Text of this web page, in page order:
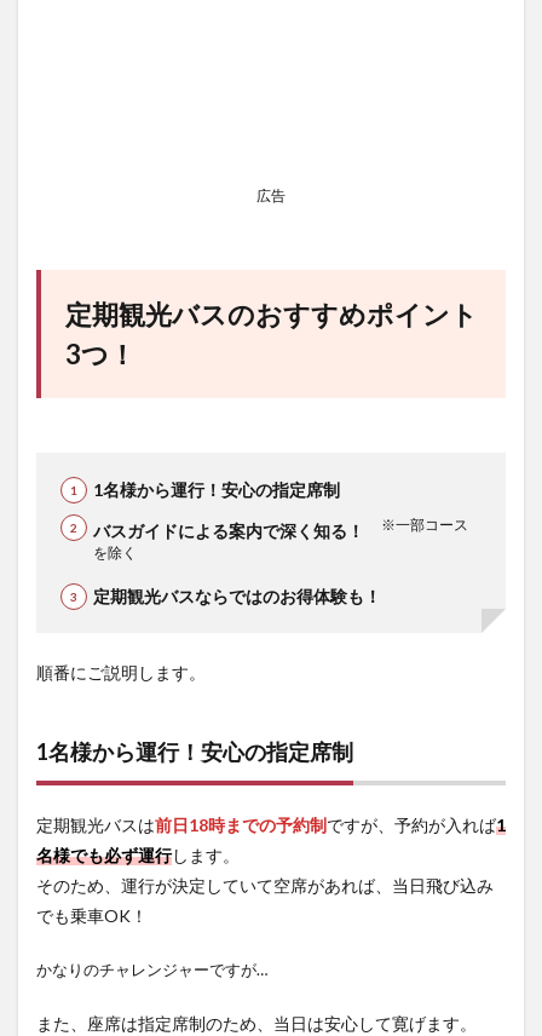
広告
定期観光バスのおすすめポイント
3つ！
1名様から運行！安心の指定席制
バスガイドによる案内で深く知る！
※一部コース
を除く
定期観光バスならではのお得体験も！
順番にご説明します。
1名様から運行！安心の指定席制
定期観光バスは前日18時までの予約制ですが、予約が入れば1
名様でも必ず運行します。
そのため、運行が決定していて空席があれば、当日飛び込み
でも乗車OK！
かなりのチャレンジャーですが…
また、座席は指定席制のため、当日は安心して寛げます。